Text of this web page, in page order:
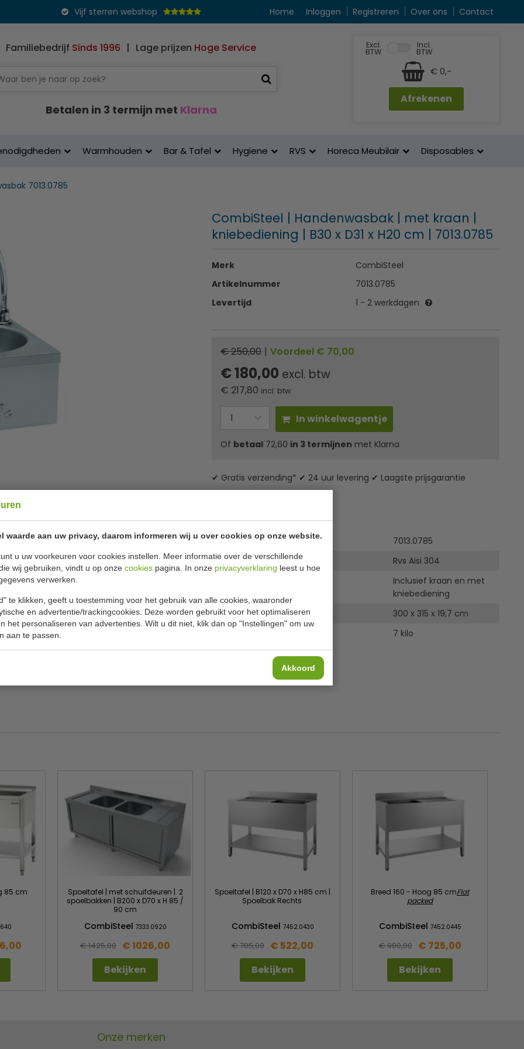
waarde aan uw privacy, daarom informeren wij u over cookies op onze website.
u uw voorkeuren voor cookies instellen. Meer informatie over de verschillende
wij gebruiken, vindt u op onze cookies pagina. In onze privacyverklaring leest u hoe
verwerken.
te klikken, geeft u toestemming voor het gebruik van alle cookies, waaronder
en advertentie/trackingcookies. Deze worden gebruikt voor het optimaliseren
het personaliseren van advertenties. Wilt u dit niet, klik dan op "Instellingen" om uw
aan te passen.
Akkoord
Vijf sterren webshop Home Inloggen Registreren Over ons Contact
Familiebedrijf Sinds 1996 | Lage prijzen Hoge Service
Betalen in 3 termijn met Klarna
Excl.
BTW
Incl.
BTW
€ 0,-
Afrekenen
Warmhouden Bar & Tafel Hygiene RVS Horeca Meubilair Disposables
7013.0785
CombiSteel | Handenwasbak | met kraan |
kniebediening | B30 x D31 x H20 cm | 7013.0785
Merk
CombiSteel
Artikelnummer
7013.0785
Levertijd
1 - 2 werkdagen
€ 250,00 | Voordeel € 70,00
€ 180,00 excl. btw
€ 217,80 incl. btw
In winkelwagentje
Of betaal72,60 in 3 termijnen met Klarna
✔ Gratis verzending* ✔ 24 uur levering ✔ Laagste prijsgarantie
oplossing voor professionele keukens,
essentieel is. Gemaakt van
corrosiebestendigheid en een
en gebruiksgemak.
van 31,5 cm
en bestand tegen intensief gebruik.
toepassingen
is! Bestel vandaag nog en zorg voor een
Model
7013.0785
Materiaal
Rvs Aisi 304
Inclusief kraan en met
kniebediening
B x D x H
300 x 315 x 19,7 cm
7 kilo
85 cm
Spoeltafel | met schuifdeuren | 2
spoelbakken | B200 x D70 x H 85 /
90 cm
CombiSteel 7333.0920
€ 1425,00 € 1026,00
Bekijken
Spoeltafel | B120 x D70 x H85 cm |
Spoelbak Rechts
CombiSteel 7452.0430
€ 705,00 € 522,00
Bekijken
Breed 160 - Hoog 85 cmFlat
packed
CombiSteel 7452.0445
€ 980,00
€ 725,00
Bekijken
Onze merken